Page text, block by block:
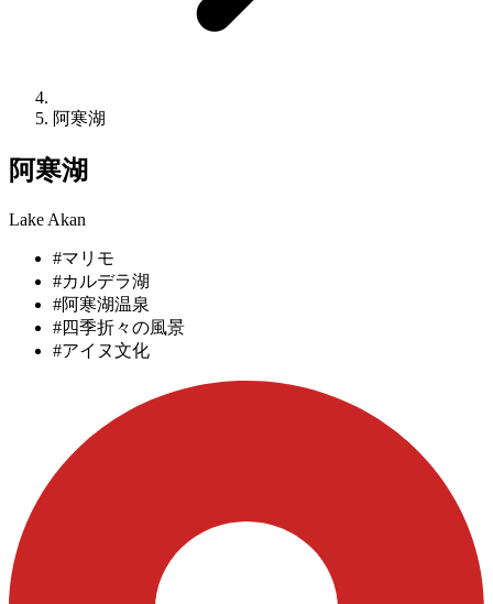
阿寒湖
阿寒湖
Lake Akan
#マリモ
#カルデラ湖
#阿寒湖温泉
#四季折々の風景
#アイヌ文化